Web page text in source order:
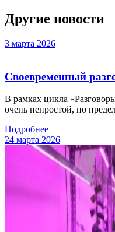
Другие новости
3 марта 2026
Своевременный
В рамках цикла
очень непростой, но
Подробнее
24 марта 2026